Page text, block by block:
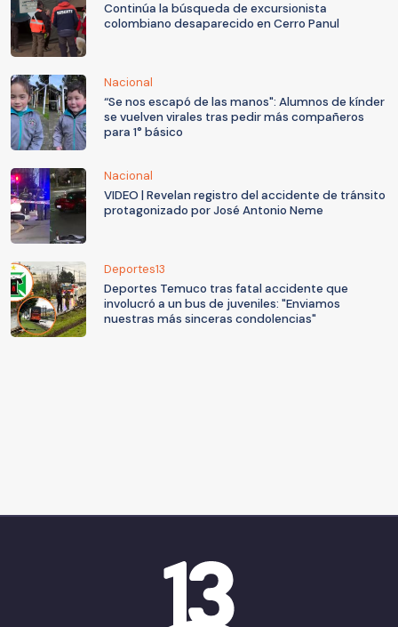
Continúa la búsqueda de excursionista
colombiano desaparecido en Cerro Panul
Nacional
“Se nos escapó de las manos": Alumnos de kínder
se vuelven virales tras pedir más compañeros
para 1° básico
Nacional
VIDEO | Revelan registro del accidente de tránsito
protagonizado por José Antonio Neme
Deportes13
Deportes Temuco tras fatal accidente que
involucró a un bus de juveniles: "Enviamos
nuestras más sinceras condolencias"